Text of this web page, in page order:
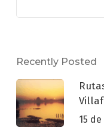
Recently Posted
15